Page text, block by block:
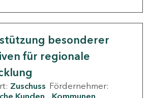
besonderer
für regionale
Zuschuss Fördernehmer: